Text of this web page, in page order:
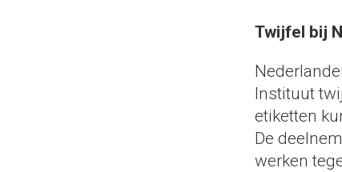
Twijfel bij
Instituut
etiketten
De
werken